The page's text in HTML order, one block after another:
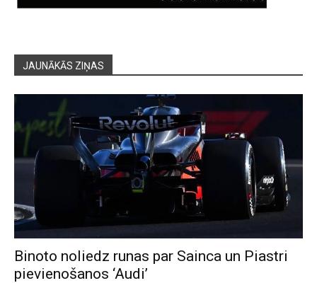
JAUNĀKĀS ZIŅAS
Binoto noliedz runas par Sainca un Piastri
pievienošanos ‘Audi’